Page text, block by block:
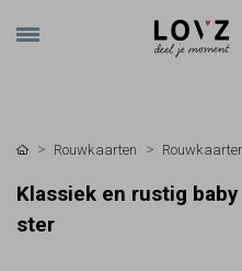
Rouwkaarten
Klassiek en rustig
ster